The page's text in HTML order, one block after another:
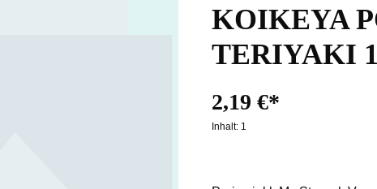
Durchschnittliche
KOIKEYA
TERIYAKI
2,19 €*
Inhalt: 1